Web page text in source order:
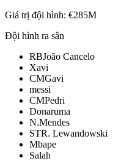
Giá trị đội hình: €285M
Đội hình ra sân
RBJoão Cancelo
Xavi
CMGavi
messi
CMPedri
Donaruma
N.Mendes
STR. Lewandowski
Mbape
Salah